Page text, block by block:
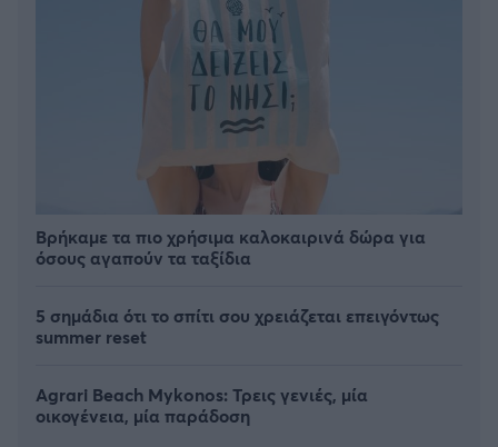
Βρήκαμε τα πιο χρήσιμα καλοκαιρινά δώρα για
όσους αγαπούν τα ταξίδια
5 σημάδια ότι το σπίτι σου χρειάζεται επειγόντως
summer reset
Agrari Beach Mykonos: Τρεις γενιές, μία
οικογένεια, μία παράδοση